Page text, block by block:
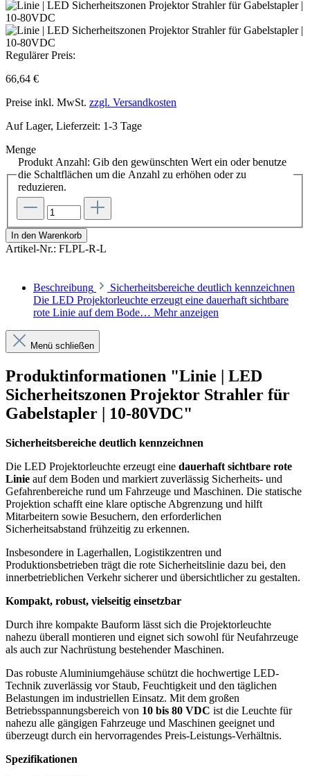
Regulärer Preis:
66,64 €
Preise inkl. MwSt. zzgl. Versandkosten
Auf Lager, Lieferzeit: 1-3 Tage
Menge
Produkt Anzahl: Gib den gewünschten Wert ein oder benutze
die Schaltflächen um die Anzahl zu erhöhen oder zu
reduzieren.
In den Warenkorb
Artikel-Nr.: FLPL-R-L
Beschreibung
Sicherheitsbereiche deutlich kennzeichnen
Die LED Projektorleuchte erzeugt eine dauerhaft sichtbare
rote Linie auf dem Bode… Mehr anzeigen
Menü schließen
Produktinformationen "Linie | LED
Sicherheitszonen Projektor Strahler für
Gabelstapler | 10-80VDC"
Sicherheitsbereiche deutlich kennzeichnen
Die LED Projektorleuchte erzeugt eine dauerhaft sichtbare rote
Linie auf dem Boden und markiert zuverlässig Sicherheits- und
Gefahrenbereiche rund um Fahrzeuge und Maschinen. Die statische
Projektion schafft eine klare optische Abgrenzung und hilft
Mitarbeitern sowie Besuchern, den erforderlichen
Sicherheitsabstand frühzeitig zu erkennen.
Insbesondere in Lagerhallen, Logistikzentren und
Produktionsbetrieben trägt die rote Sicherheitslinie dazu bei, den
innerbetrieblichen Verkehr sicherer und übersichtlicher zu gestalten.
Kompakt, robust, vielseitig einsetzbar
Durch ihre kompakte Bauform lässt sich die Projektorleuchte
nahezu überall montieren und eignet sich sowohl für Neufahrzeuge
als auch zur Nachrüstung bestehender Maschinen.
Das robuste Aluminiumgehäuse schützt die hochwertige LED-
Technik zuverlässig vor Staub, Feuchtigkeit und den täglichen
Belastungen im industriellen Einsatz. Mit dem großen
Betriebsspannungsbereich von 10 bis 80 VDC ist die Leuchte für
nahezu alle gängigen Fahrzeuge und Maschinen geeignet und
überzeugt durch ein hervorragendes Preis-Leistungs-Verhältnis.
Spezifikationen